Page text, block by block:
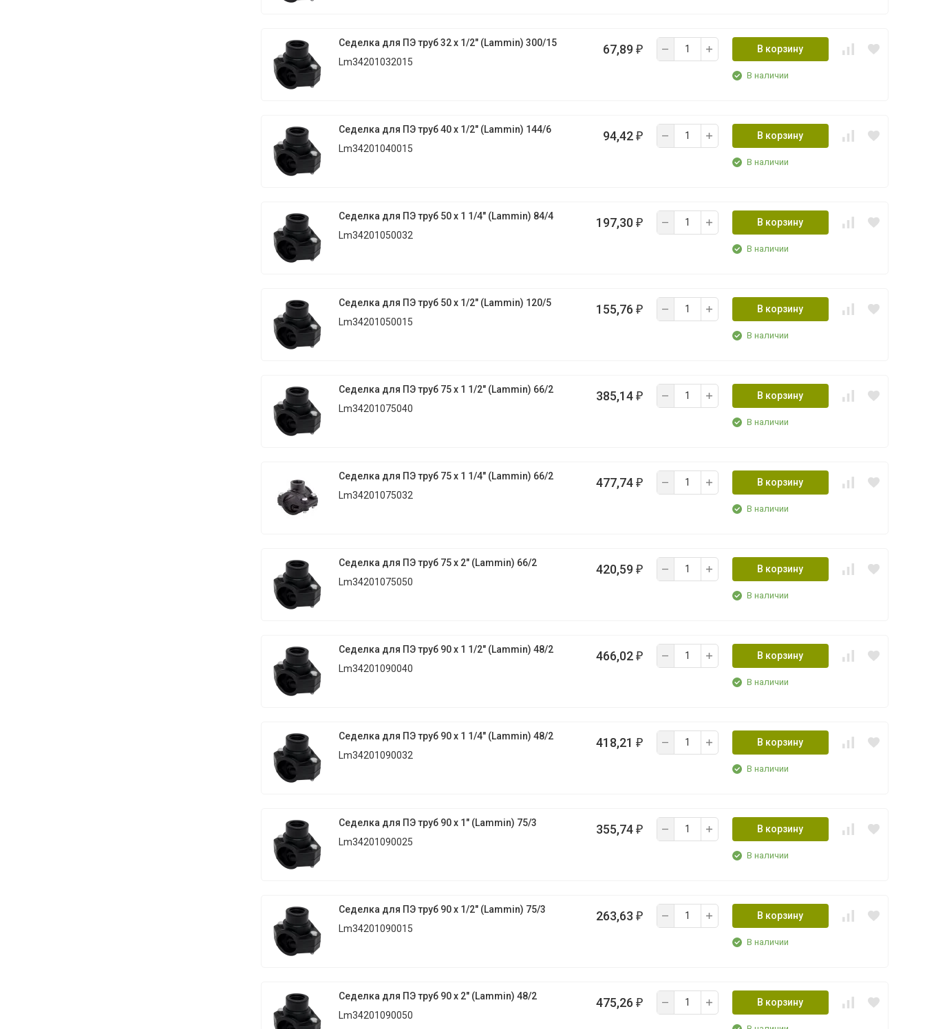
Седелка для ПЭ труб 32 x 1/2" (Lammin) 300/15
Lm34201032015
67,89 ₽ В корзину
В наличии
Седелка для ПЭ труб 40 x 1/2" (Lammin) 144/6
Lm34201040015
94,42 ₽ В корзину
В наличии
Седелка для ПЭ труб 50 x 1 1/4" (Lammin) 84/4
Lm34201050032
197,30 ₽ В корзину
В наличии
Седелка для ПЭ труб 50 x 1/2" (Lammin) 120/5
Lm34201050015
155,76 ₽ В корзину
В наличии
Седелка для ПЭ труб 75 x 1 1/2" (Lammin) 66/2
Lm34201075040
385,14 ₽ В корзину
В наличии
Седелка для ПЭ труб 75 x 1 1/4" (Lammin) 66/2
Lm34201075032
477,74 ₽ В корзину
В наличии
Седелка для ПЭ труб 75 x 2" (Lammin) 66/2
Lm34201075050
420,59 ₽ В корзину
В наличии
Седелка для ПЭ труб 90 x 1 1/2" (Lammin) 48/2
Lm34201090040
466,02 ₽ В корзину
В наличии
Седелка для ПЭ труб 90 x 1 1/4" (Lammin) 48/2
Lm34201090032
418,21 ₽ В корзину
В наличии
Седелка для ПЭ труб 90 x 1" (Lammin) 75/3
Lm34201090025
355,74 ₽ В корзину
В наличии
Седелка для ПЭ труб 90 x 1/2" (Lammin) 75/3
Lm34201090015
263,63 ₽ В корзину
В наличии
Седелка для ПЭ труб 90 x 2" (Lammin) 48/2
Lm34201090050
475,26 ₽ В корзину